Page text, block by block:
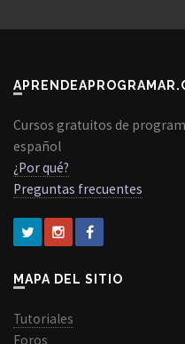
Cursos gratuitos de
español
¿Por qué?
Preguntas frecuentes
MAPA DEL SITIO
Tutoriales
Foros